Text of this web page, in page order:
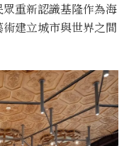
重新認識基隆作為海
建立城市與世界之間